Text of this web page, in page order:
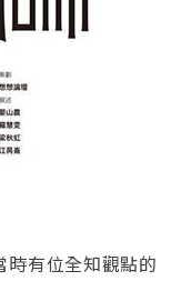
時有位全知觀點的